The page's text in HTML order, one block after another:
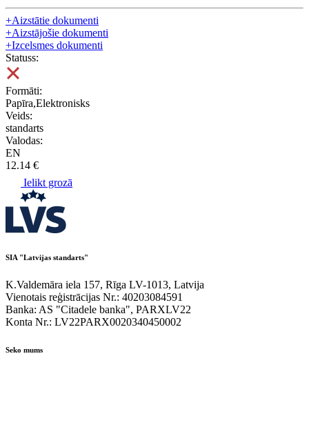
+Aizstātie dokumenti
+Aizstājošie dokumenti
+Izcelsmes dokumenti
Statuss:
Formāti:
Papīra,Elektronisks
Veids:
standarts
Valodas:
EN
12.14 €
Ielikt grozā
SIA "Latvijas standarts"
K.Valdemāra iela 157, Rīga LV-1013, Latvija
Vienotais reģistrācijas Nr.: 40203084591
Banka: AS "Citadele banka", PARXLV22
Konta Nr.: LV22PARX0020340450002
Seko mums